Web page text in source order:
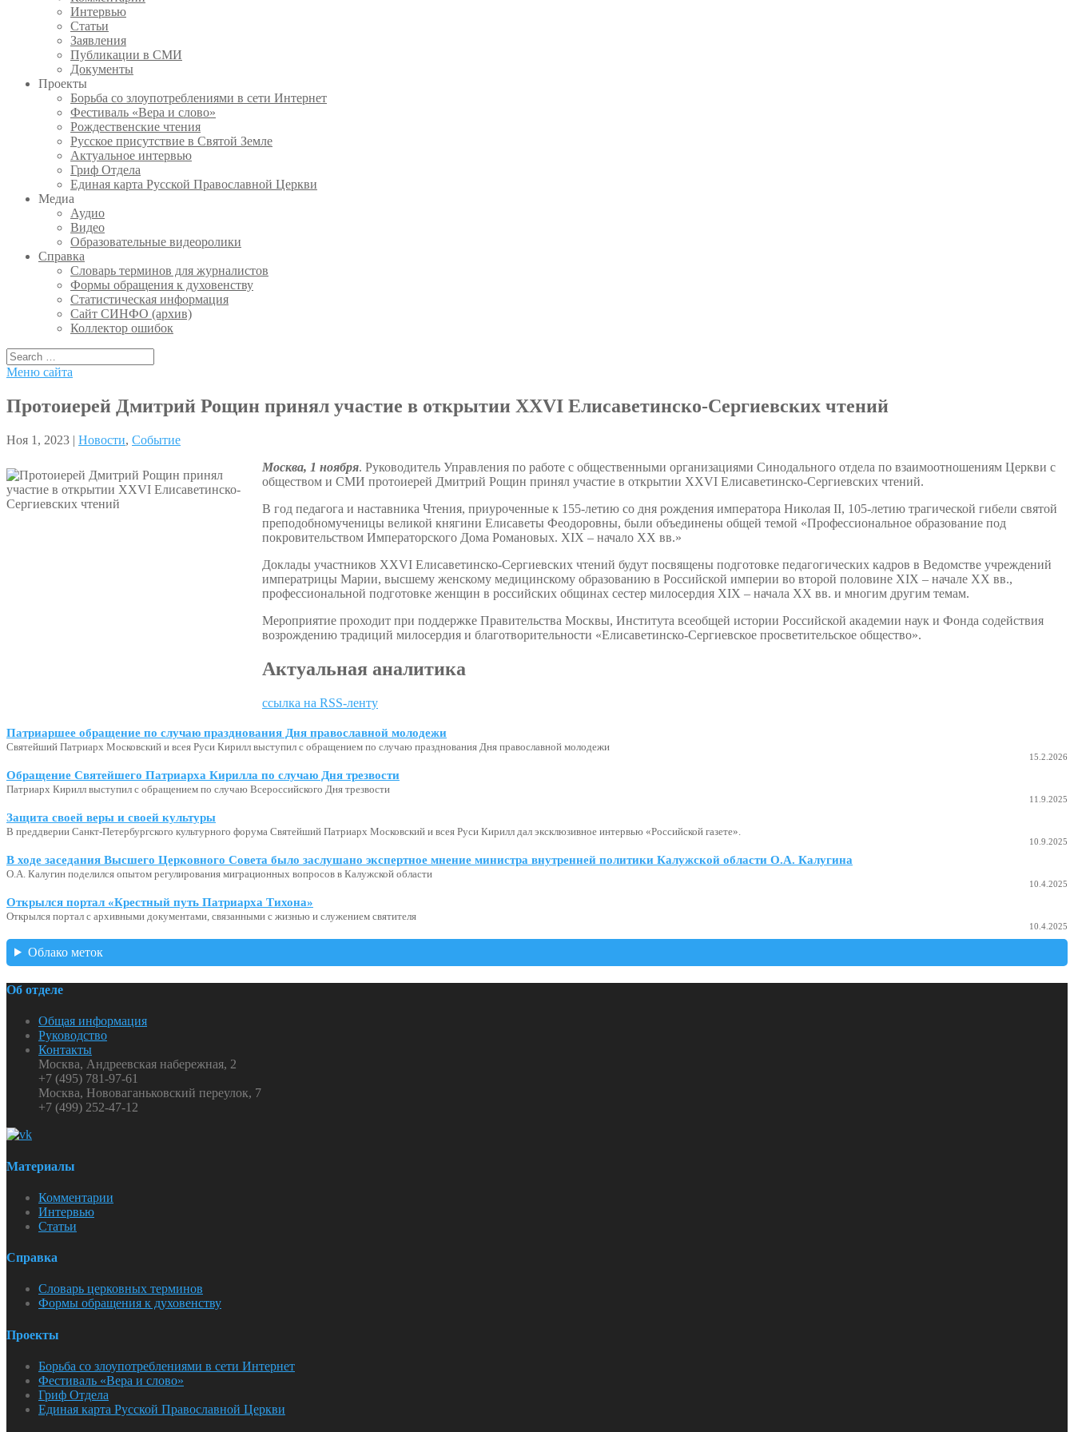
Интервью
Статьи
Заявления
Публикации в СМИ
Документы
Проекты
Борьба со злоупотреблениями в сети Интернет
Фестиваль «Вера и слово»
Рождественские чтения
Русское присутствие в Святой Земле
Актуальное интервью
Гриф Отдела
Единая карта Русской Православной Церкви
Медиа
Аудио
Видео
Образовательные видеоролики
Справка
Словарь терминов для журналистов
Формы обращения к духовенству
Статистическая информация
Сайт СИНФО (архив)
Коллектор ошибок
Меню сайта
Протоиерей Дмитрий Рощин принял участие в открытии XXVI Елисаветинско-Сергиевских чтений
Ноя 1, 2023 | Новости, Событие
Москва, 1 ноября. Руководитель Управления по работе с общественными организациями Синодального отдела по взаимоотношениям Церкви с
обществом и СМИ протоиерей Дмитрий Рощин принял участие в открытии XXVI Елисаветинско-Сергиевских чтений.
В год педагога и наставника Чтения, приуроченные к 155-летию со дня рождения императора Николая II, 105-летию трагической гибели святой
преподобномученицы великой княгини Елисаветы Феодоровны, были объединены общей темой «Профессиональное образование под
покровительством Императорского Дома Романовых. XIX – начало XX вв.»
Доклады участников XXVI Елисаветинско-Сергиевских чтений будут посвящены подготовке педагогических кадров в Ведомстве учреждений
императрицы Марии, высшему женскому медицинскому образованию в Российской империи во второй половине XIX – начале XX вв.,
профессиональной подготовке женщин в российских общинах сестер милосердия XIX – начала ХХ вв. и многим другим темам.
Мероприятие проходит при поддержке Правительства Москвы, Института всеобщей истории Российской академии наук и Фонда содействия
возрождению традиций милосердия и благотворительности «Елисаветинско-Сергиевское просветительское общество».
Актуальная аналитика
ссылка на RSS-ленту
Патриаршее обращение по случаю празднования Дня православной молодежи
Святейший Патриарх Московский и всея Руси Кирилл выступил с обращением по случаю празднования Дня православной молодежи
15.2.2026
Обращение Святейшего Патриарха Кирилла по случаю Дня трезвости
Патриарх Кирилл выступил с обращением по случаю Всероссийского Дня трезвости
11.9.2025
Защита своей веры и своей культуры
В преддверии Санкт-Петербургского культурного форума Святейший Патриарх Московский и всея Руси Кирилл дал эксклюзивное интервью «Российской газете».
10.9.2025
В ходе заседания Высшего Церковного Совета было заслушано экспертное мнение министра внутренней политики Калужской области О.А. Калугина
О.А. Калугин поделился опытом регулирования миграционных вопросов в Калужской области
10.4.2025
Открылся портал «Крестный путь Патриарха Тихона»
Открылся портал с архивными документами, связанными с жизнью и служением святителя
10.4.2025
Облако меток
Об отделе
Общая информация
Руководство
Контакты
Москва, Андреевская набережная, 2
+7 (495) 781-97-61
Москва, Нововаганьковский переулок, 7
+7 (499) 252-47-12
Материалы
Комментарии
Интервью
Статьи
Справка
Словарь церковных терминов
Формы обращения к духовенству
Проекты
Борьба со злоупотреблениями в сети Интернет
Фестиваль «Вера и слово»
Гриф Отдела
Единая карта Русской Православной Церкви